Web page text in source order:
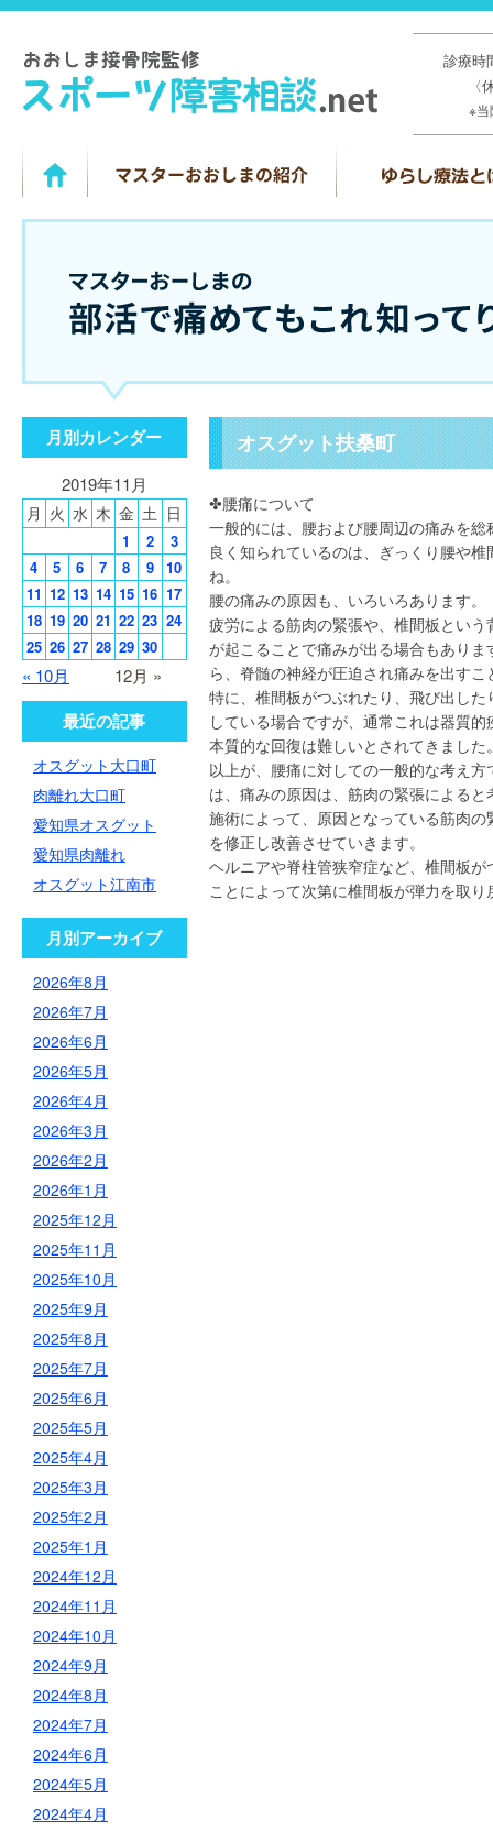
診療
※
オスグット扶桑町
✤腰痛について
一般的には、腰および腰周辺の痛みを
良く知られているのは、ぎっくり腰や
ね。
腰の痛みの原因も、いろいろあります。
疲労による筋肉の緊張や、椎間板とい
が起こることで痛みが出る場合もあり
ら、脊髄の神経が圧迫され痛みを出すこ
特に、椎間板がつぶれたり、飛び出し
している場合ですが、通常これは器質
本質的な回復は難しいとされてきました
以上が、腰痛に対しての一般的な考え
は、痛みの原因は、筋肉の緊張によると
施術によって、原因となっている筋肉
を修正し改善させていきます。
ヘルニアや脊柱管狭窄症など、椎間板
ことによって次第に椎間板が弾力を取
月別カレンダー
2019年11月
月 火 水 木 金 土 日
« 10月 12月 »
1 2
3
4
5 6 7 8 9
10
11 12 13 14 15 16 17
18 19 20 21 22 23 24
25 26 27 28 29 30
最近の記事
オスグット大口町
肉離れ大口町
愛知県オスグット
愛知県肉離れ
オスグット江南市
月別アーカイブ
2026年8月
2026年7月
2026年6月
2026年5月
2026年4月
2026年3月
2026年2月
2026年1月
2025年12月
2025年11月
2025年10月
2025年9月
2025年8月
2025年7月
2025年6月
2025年5月
2025年4月
2025年3月
2025年2月
2025年1月
2024年12月
2024年11月
2024年10月
2024年9月
2024年8月
2024年7月
2024年6月
2024年5月
2024年4月